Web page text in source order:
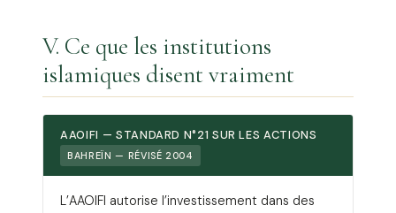
V. Ce que les institutions
islamiques disent vraiment
AAOIFI — STANDARD N°21 SUR LES ACTIONS
BAHREÏN — RÉVISÉ 2004
L’AAOIFI autorise l’investissement dans des